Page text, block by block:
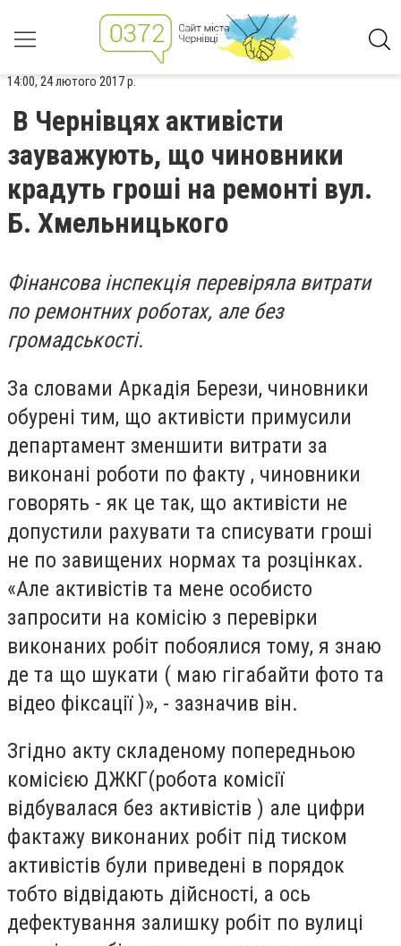
14:00, 24 лютого 2017 р.
В Чернівцях активісти
зауважують, що чиновники
крадуть гроші на ремонті вул.
Б. Хмельницького
Фінансова інспекція перевіряла витрати
по ремонтних роботах, але без
громадськості.
За словами Аркадія Берези, чиновники
обурені тим, що активісти примусили
департамент зменшити витрати за
виконані роботи по факту , чиновники
говорять - як це так, що активісти не
допустили рахувати та списувати гроші
не по завищених нормах та розцінках.
«Але активістів та мене особисто
запросити на комісію з перевірки
виконаних робіт побоялися тому, я знаю
де та що шукати ( маю гігабайти фото та
відео фіксації )», - зазначив він.
Згідно акту складеному попередньою
комісією ДЖКГ(робота комісії
відбувалася без активістів ) але цифри
фактажу виконаних робіт під тиском
активістів були приведені в порядок
тобто відвідають дійсності, а ось
дефектування залишку робіт по вулиці